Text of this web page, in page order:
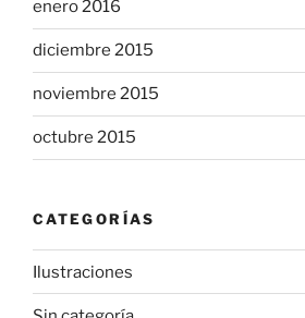
enero 2016
diciembre 2015
noviembre 2015
octubre 2015
CATEGORÍAS
Ilustraciones